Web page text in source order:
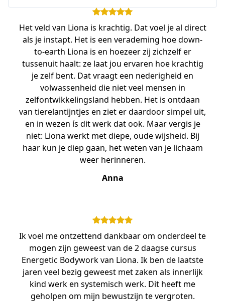
Het veld van Liona is krachtig. Dat voel je al direct
als je instapt. Het is een verademing hoe down-
to-earth Liona is en hoezeer zij zichzelf er
tussenuit haalt: ze laat jou ervaren hoe krachtig
je zelf bent. Dat vraagt een nederigheid en
volwassenheid die niet veel mensen in
zelfontwikkelingsland hebben. Het is ontdaan
van tierelantijntjes en ziet er daardoor simpel uit,
en in wezen ís dit werk dat ook. Maar vergis je
niet: Liona werkt met diepe, oude wijsheid. Bij
haar kun je diep gaan, het weten van je lichaam
weer herinneren.
Anna
Ik voel me ontzettend dankbaar om onderdeel te
mogen zijn geweest van de 2 daagse cursus
Energetic Bodywork van Liona. Ik ben de laatste
jaren veel bezig geweest met zaken als innerlijk
kind werk en systemisch werk. Dit heeft me
geholpen om mijn bewustzijn te vergroten.